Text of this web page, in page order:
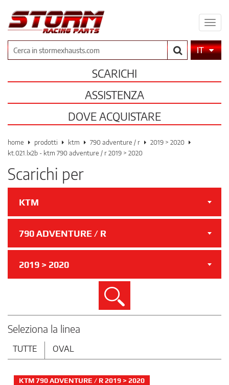
il
CercaIT
SCARICHI
ASSISTENZA
DOVE ACQUISTARE
home prodotti ktm 790 adventure / r
2019 > 2020
kt.021.lx2b - ktm 790 adventure / r 2019 > 2020
Scarichi per
KTM
790 ADVENTURE / R
2019 > 2020
Cerca
Seleziona la linea
TUTTE OVAL
KTM 790 ADVENTURE / R 2019 > 2020